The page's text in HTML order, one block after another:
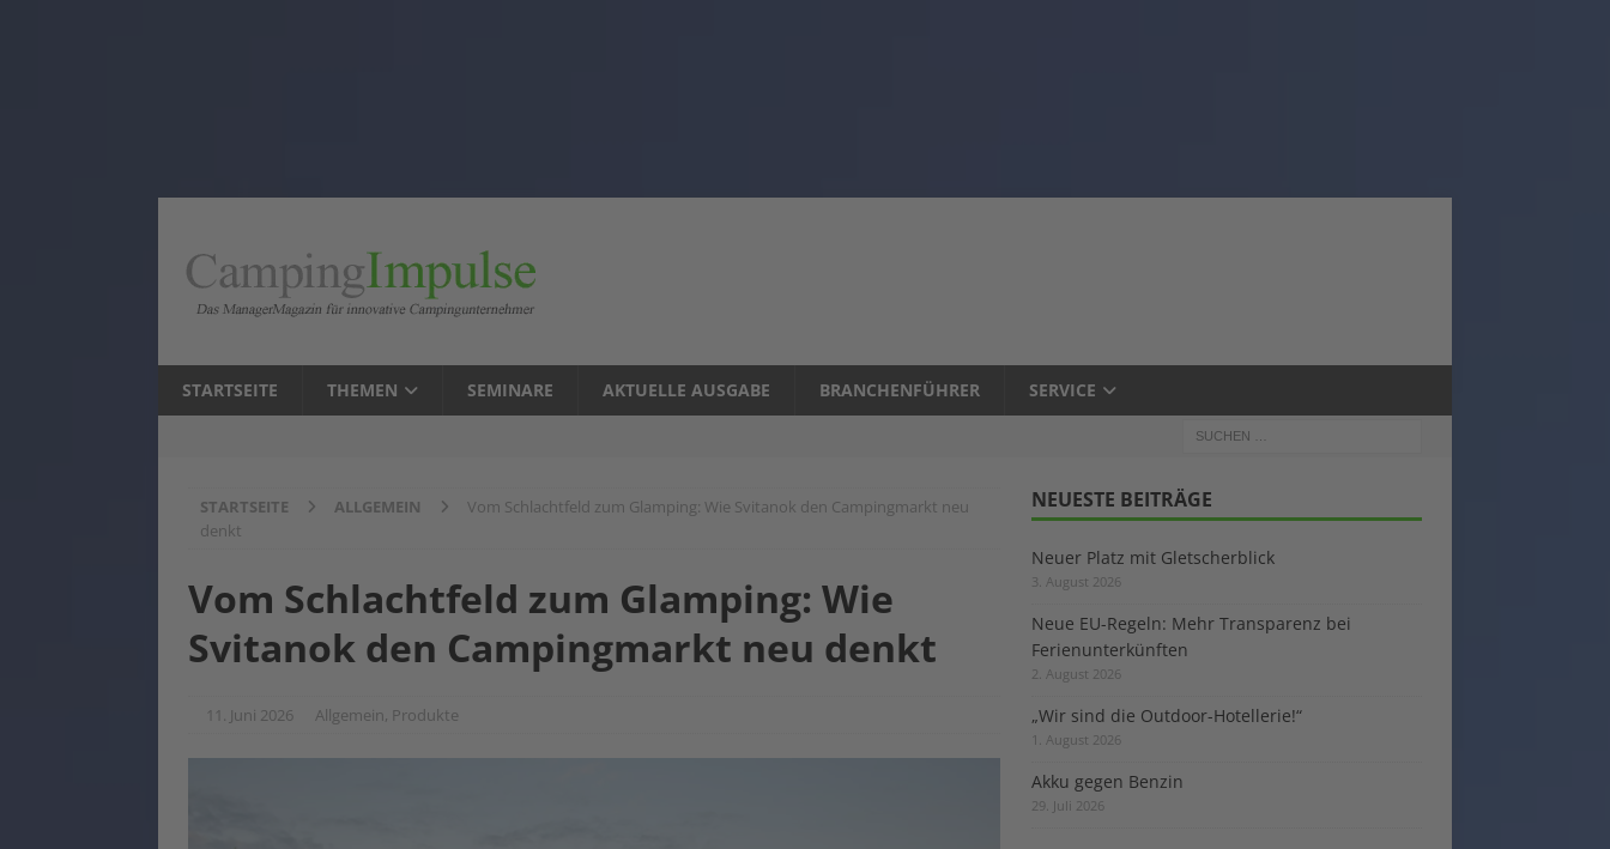
STARTSEITE THEMEN SEMINARE AKTUELLE AUSGABE BRANCHENFÜHRER SERVICE
STARTSEITE ALLGEMEIN
Vom Schlachtfeld zum Glamping: Wie Svitanok den Campingmarkt neu
denkt
Vom Schlachtfeld zum Glamping: Wie
Svitanok den Campingmarkt neu denkt
11. Juni 2026 Allgemein, Produkte
NEUESTE BEITRÄGE
Neuer Platz mit Gletscherblick
3. August 2026
Neue EU-Regeln: Mehr Transparenz bei
Ferienunterkünften
2. August 2026
„Wir sind die Outdoor-Hotellerie!“
1. August 2026
Akku gegen Benzin
29. Juli 2026